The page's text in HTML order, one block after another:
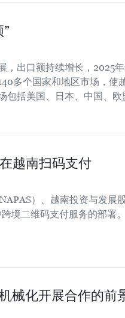
，出口额持续增长，2025
多个国家和地区市场，使
括美国、日本、中国、欧
越南扫码支付
）、越南投资与发展
境二维码支付服务的部署。
械化开展合作的前